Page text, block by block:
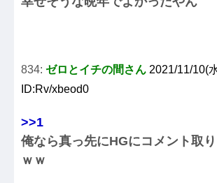
834: ゼロとイチの間さん 2021/11/10(
ID:Rv/xbeod0
>>1
俺なら真っ先にHGにコメント取
ｗｗ